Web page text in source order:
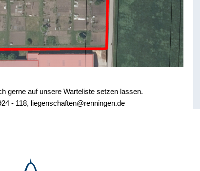
gerne auf unsere Warteliste setzen lassen.
- 118, liegenschaften@renningen.de